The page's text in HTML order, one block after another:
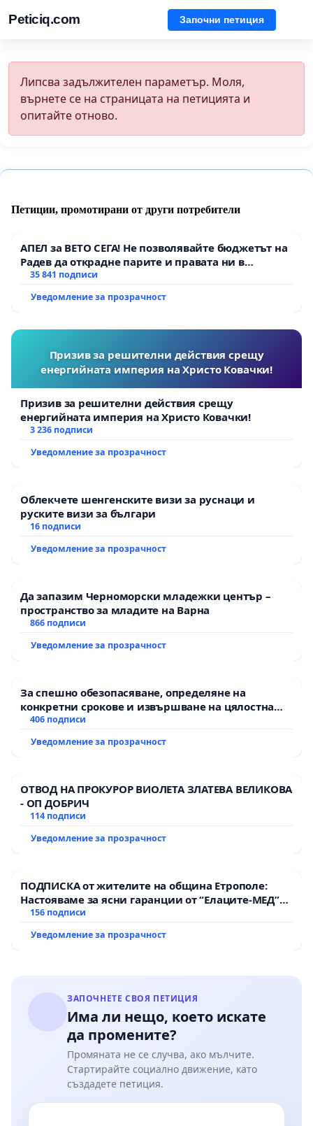
Peticiq.com Започни петиция
Липсва задължителен параметър. Моля,
върнете се на страницата на петицията и
опитайте отново.
Петиции, промотирани от други потребители
АПЕЛ за ВЕТО СЕГА! Не позволявайте бюджетът на
Радев да открадне парите и правата ни в
тъмното
35 841 подписи
Уведомление за прозрачност
Призив за решителни действия срещу
енергийната империя на Христо Ковачки!
Призив за решителни действия срещу
енергийната империя на Христо Ковачки!
3 236 подписи
Уведомление за прозрачност
Облекчете шенгенските визи за руснаци и
руските визи за българи
16 подписи
Уведомление за прозрачност
Да запазим Черноморски младежки център –
пространство за младите на Варна
866 подписи
Уведомление за прозрачност
За спешно обезопасяване, определяне на
конкретни срокове и извършване на цялостна
рехабилитация на републиканския път между
Мирово - к.к. Момин проход
406 подписи
Уведомление за прозрачност
ОТВОД НА ПРОКУРОР ВИОЛЕТА ЗЛАТЕВА ВЕЛИКОВА
- ОП ДОБРИЧ
114 подписи
Уведомление за прозрачност
ПОДПИСКА от жителите на община Етрополе:
Настояваме за ясни гаранции от “Елаците-МЕД”
АД и от държавата, че ще се изпълнят всички
156 подписи
Уведомление за прозрачност
ЗАПОЧНЕТЕ СВОЯ ПЕТИЦИЯ
Има ли нещо, което искате
да промените?
Промяната не се случва, ако мълчите.
Стартирайте социално движение, като
създадете петиция.